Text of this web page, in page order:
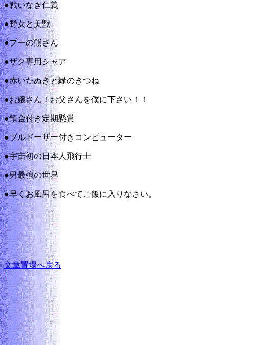
●戦いなき仁義
●野女と美獣
●プーの熊さん
●ザク専用シャア
●赤いたぬきと緑のきつね
●お嬢さん！お父さんを僕に下さい！！
●預金付き定期懸賞
●ブルドーザー付きコンピューター
●宇宙初の日本人飛行士
●男最強の世界
●早くお風呂を食べてご飯に入りなさい。
文章置場へ戻る